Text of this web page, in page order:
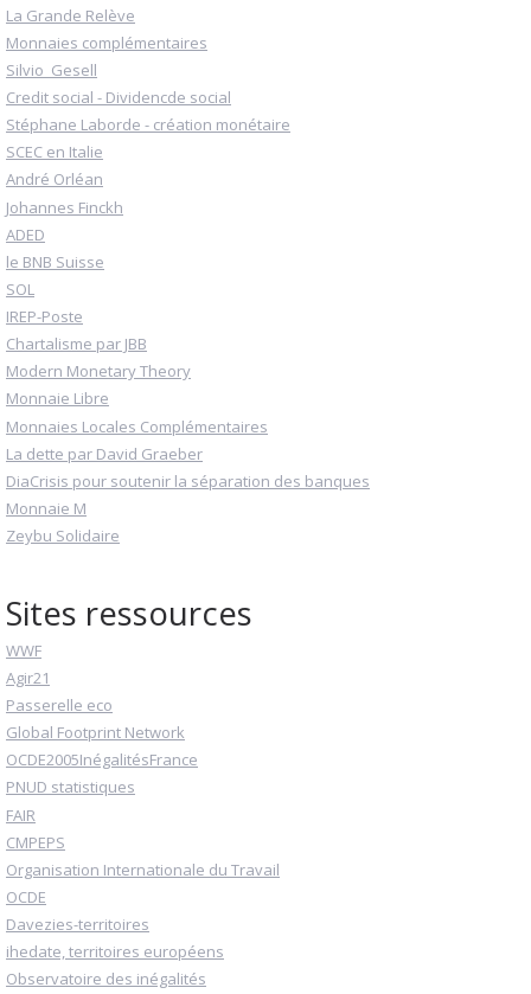
La Grande Relève
Monnaies complémentaires
Silvio_Gesell
Credit social - Dividencde social
Stéphane Laborde - création monétaire
SCEC en Italie
André Orléan
Johannes Finckh
ADED
le BNB Suisse
SOL
IREP-Poste
Chartalisme par JBB
Modern Monetary Theory
Monnaie Libre
Monnaies Locales Complémentaires
La dette par David Graeber
DiaCrisis pour soutenir la séparation des banques
Monnaie M
Zeybu Solidaire
Sites ressources
WWF
Agir21
Passerelle eco
Global Footprint Network
OCDE2005InégalitésFrance
PNUD statistiques
FAIR
CMPEPS
Organisation Internationale du Travail
OCDE
Davezies-territoires
ihedate, territoires européens
Observatoire des inégalités